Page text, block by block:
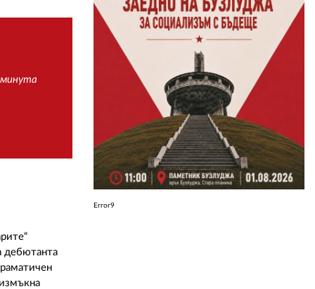
дебютанта
Error9
РЕДАКЦИЯ
РЕКЛАМА
АБОНАМЕНТ
УСЛОВИЯ ЗА ПОЛЗВАНЕ
ПОЛИТИКА ЗА БИСКВИТКИТЕ
ПОЛИТИКАТА ЗА